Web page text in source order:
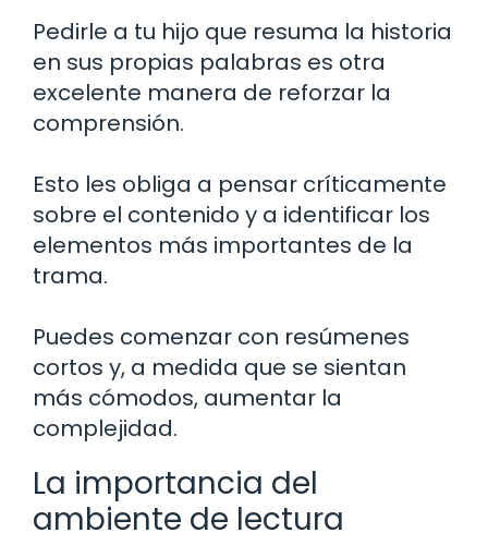
Pedirle a tu hijo que resuma la historia
en sus propias palabras es otra
excelente manera de reforzar la
comprensión.
Esto les obliga a pensar críticamente
sobre el contenido y a identificar los
elementos más importantes de la
trama.
Puedes comenzar con resúmenes
cortos y, a medida que se sientan
más cómodos, aumentar la
complejidad.
La importancia del
ambiente de lectura